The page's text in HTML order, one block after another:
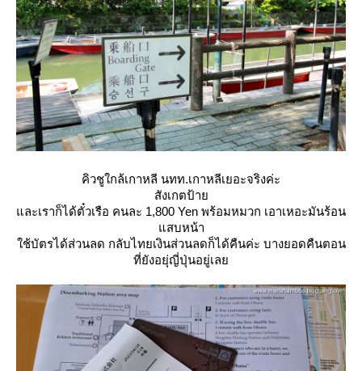
คิวชูใกล้เกาหลี นทท.เกาหลีเยอะจริงค่ะ
สังเกตป้า
ละเราก็ได้ตั๋วเรือ คนละ 1,800 Yen พร้อมหมวก เอาเหอะมันร้อน
สบหน้า
ช้บัตรได้ส่วนลด กลับไทยเงินส่วนลดก็ได้คืนค่ะ บางยอดคืนตอน
ที่ยังอยุ่ญี่ปุ่นอยู่เล